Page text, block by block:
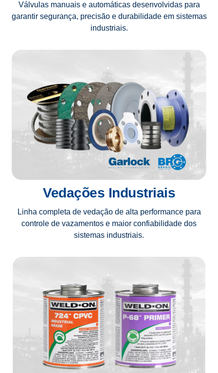
Válvulas manuais e automáticas desenvolvidas para
garantir segurança, precisão e durabilidade em sistemas
industriais.
Vedações Industriais
Linha completa de vedação de alta performance para
controle de vazamentos e maior confiabilidade dos
sistemas industriais.